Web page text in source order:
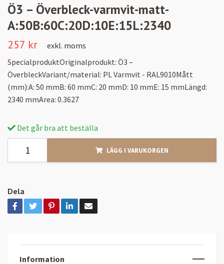
Ö3 – Överbleck-varmvit-matt-
A:50B:60C:20D:10E:15L:2340
257 kr
exkl. moms
SpecialproduktOriginalprodukt: Ö3 –
ÖverbleckVariant/material: PL Varmvit - RAL9010Mått
(mm):A: 50 mmB: 60 mmC: 20 mmD: 10 mmE: 15 mmLängd:
2340 mmArea: 0.3627
Det går bra att beställa
LÄGG I VARUKORGEN
Dela
Information